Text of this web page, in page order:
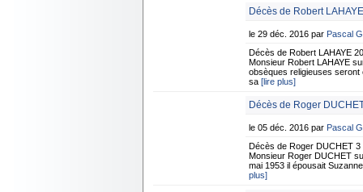
Décès de Robert
le 29 déc. 2016 par Pascal
Décès de Robert LAHAYE
Monsieur Robert LAHAYE
obsèques religieuses seront
sa [lire plus]
Décès de Roger
le 05 déc. 2016 par Pascal
Décès de Roger DUCHET
Monsieur Roger DUCHET
mai 1953 il épousait
plus]